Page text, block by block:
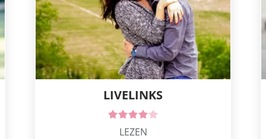
LIVELINKS
LEZEN